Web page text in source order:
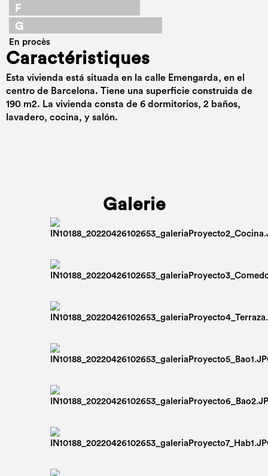
F
G
En procès
Caractéristiques
Esta vivienda está situada en la calle Emengarda, en el
centro de Barcelona. Tiene una superficie construida de
190 m2. La vivienda consta de 6 dormitorios, 2 baños,
lavadero, cocina, y salón.
Galerie